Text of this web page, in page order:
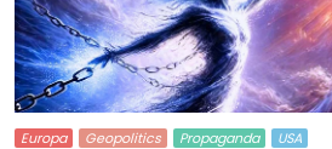
Europa Geopolitics Propaganda USA